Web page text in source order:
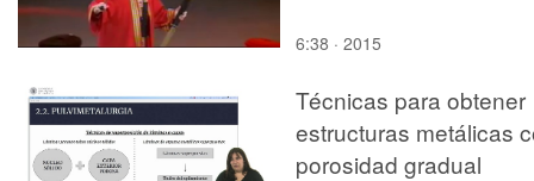
6:38 · 2015
Técnicas para obtener
estructuras metálicas
porosidad gradual